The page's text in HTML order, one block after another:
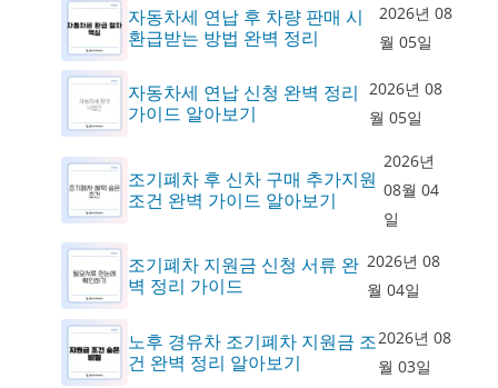
자동차세 연납 후 차량 판매 시
환급받는 방법 완벽 정리
2026년 08
월 05일
자동차세 연납 신청 완벽 정리
가이드 알아보기
2026년 08
월 05일
조기폐차 후 신차 구매 추가지원
조건 완벽 가이드 알아보기
2026년
08월 04
일
조기폐차 지원금 신청 서류 완
벽 정리 가이드
2026년 08
월 04일
노후 경유차 조기폐차 지원금 조
건 완벽 정리 알아보기
2026년 08
월 03일